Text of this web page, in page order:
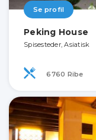
Se profil
Peking House
Spisesteder, Asiatisk
6760 Ribe